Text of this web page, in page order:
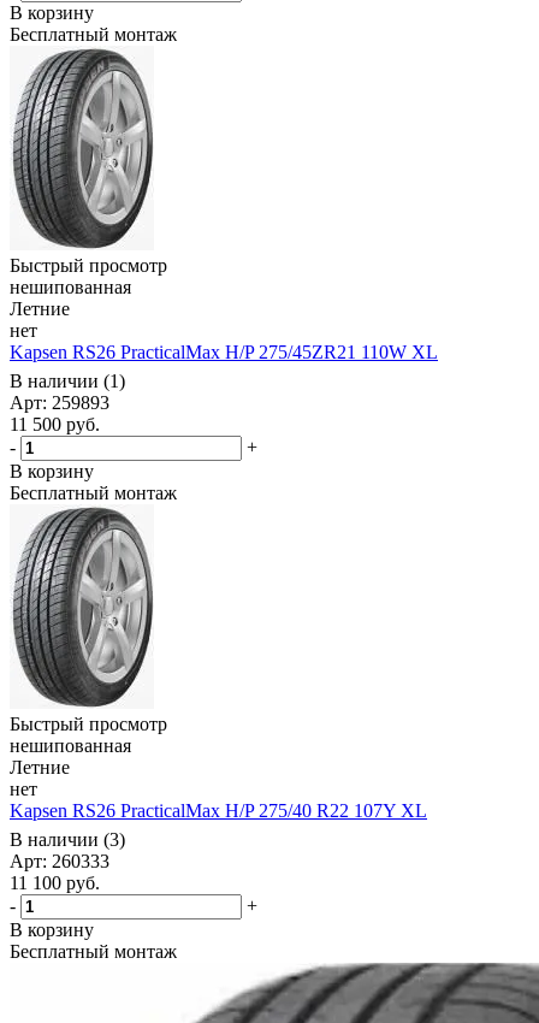
В корзину
Бесплатный монтаж
Быстрый просмотр
нешипованная
Летние
нет
Kapsen RS26 PracticalMax H/P 275/45ZR21 110W XL
В наличии (1)
Арт: 259893
11 500 руб.
-
+
В корзину
Бесплатный монтаж
Быстрый просмотр
нешипованная
Летние
нет
Kapsen RS26 PracticalMax H/P 275/40 R22 107Y XL
В наличии (3)
Арт: 260333
11 100 руб.
-
+
В корзину
Бесплатный монтаж